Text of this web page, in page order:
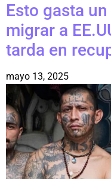
Esto gasta
migrar a
tarda en
mayo 13, 2025